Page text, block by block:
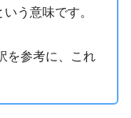
う意味です。
を参考に、これ